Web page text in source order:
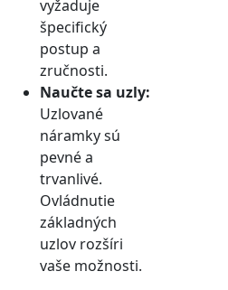
vyžaduje
špecifický
postup a
zručnosti.
Naučte sa uzly:
Uzlované
náramky sú
pevné a
trvanlivé.
Ovládnutie
základných
uzlov rozšíri
vaše možnosti.